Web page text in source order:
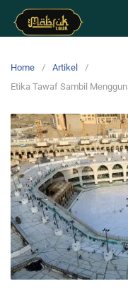
Home
Artikel
Etika Tawaf Sambil